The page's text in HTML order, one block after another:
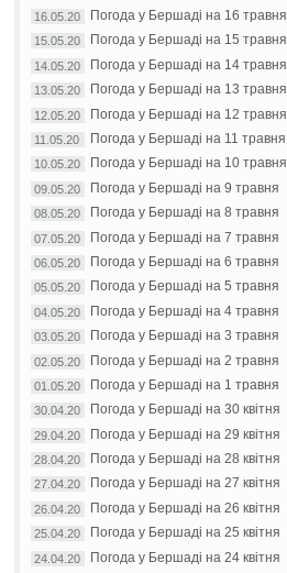
16.05.20 Погода у Бершаді на 16 травня
15.05.20 Погода у Бершаді на 15 травня
14.05.20 Погода у Бершаді на 14 травня
13.05.20 Погода у Бершаді на 13 травня
12.05.20 Погода у Бершаді на 12 травня
11.05.20 Погода у Бершаді на 11 травня
10.05.20 Погода у Бершаді на 10 травня
09.05.20 Погода у Бершаді на 9 травня
08.05.20 Погода у Бершаді на 8 травня
07.05.20 Погода у Бершаді на 7 травня
06.05.20 Погода у Бершаді на 6 травня
05.05.20 Погода у Бершаді на 5 травня
04.05.20 Погода у Бершаді на 4 травня
03.05.20 Погода у Бершаді на 3 травня
02.05.20 Погода у Бершаді на 2 травня
01.05.20 Погода у Бершаді на 1 травня
30.04.20 Погода у Бершаді на 30 квітня
29.04.20 Погода у Бершаді на 29 квітня
28.04.20 Погода у Бершаді на 28 квітня
27.04.20 Погода у Бершаді на 27 квітня
26.04.20 Погода у Бершаді на 26 квітня
25.04.20 Погода у Бершаді на 25 квітня
24.04.20 Погода у Бершаді на 24 квітня